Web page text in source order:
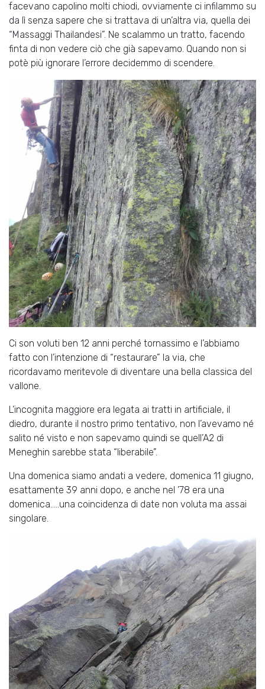
facevano capolino molti chiodi, ovviamente ci infilammo su
da lì senza sapere che si trattava di un’altra via, quella dei
“Massaggi Thailandesi”. Ne scalammo un tratto, facendo
finta di non vedere ciò che già sapevamo. Quando non si
potè più ignorare l’errore decidemmo di scendere.
Ci son voluti ben 12 anni perché tornassimo e l’abbiamo
fatto con l’intenzione di “restaurare” la via, che
ricordavamo meritevole di diventare una bella classica del
vallone.
L’incognita maggiore era legata ai tratti in artificiale, il
diedro, durante il nostro primo tentativo, non l’avevamo né
salito né visto e non sapevamo quindi se quell’A2 di
Meneghin sarebbe stata “liberabile”.
Una domenica siamo andati a vedere, domenica 11 giugno,
esattamente 39 anni dopo, e anche nel ’78 era una
domenica…..una coincidenza di date non voluta ma assai
singolare.